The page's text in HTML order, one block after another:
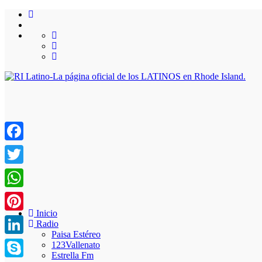
Inicio
Radio
Paisa Estéreo
123Vallenato
Estrella Fm
Facebook
Twitter
WhatsApp
Pinterest
LinkedIn